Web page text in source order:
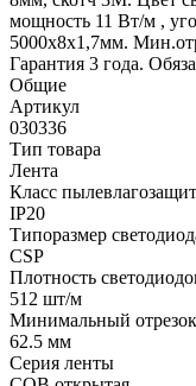
мощность 11 Вт/м ,
5000х8x1,7мм.
Гарантия 3 года.
Общие
Артикул
030336
Тип товара
Лента
Класс
IP20
Типоразмер
CSP
Плотность
512 шт/м
Минимальный отрезок
62.5 мм
Серия ленты